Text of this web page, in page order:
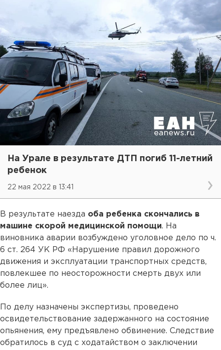
На Урале в результате ДТП погиб 11-летний
ребенок
22 мая 2022 в 13:41
В результате наезда оба ребенка скончались в
машине скорой медицинской помощи. На
виновника аварии возбуждено уголовное дело по ч.
6 ст. 264 УК РФ «Нарушение правил дорожного
движения и эксплуатации транспортных средств,
повлекшее по неосторожности смерть двух или
более лиц».
По делу назначены экспертизы, проведено
освидетельствование задержанного на состояние
опьянения, ему предъявлено обвинение. Следствие
обратилось в суд с ходатайством о заключении